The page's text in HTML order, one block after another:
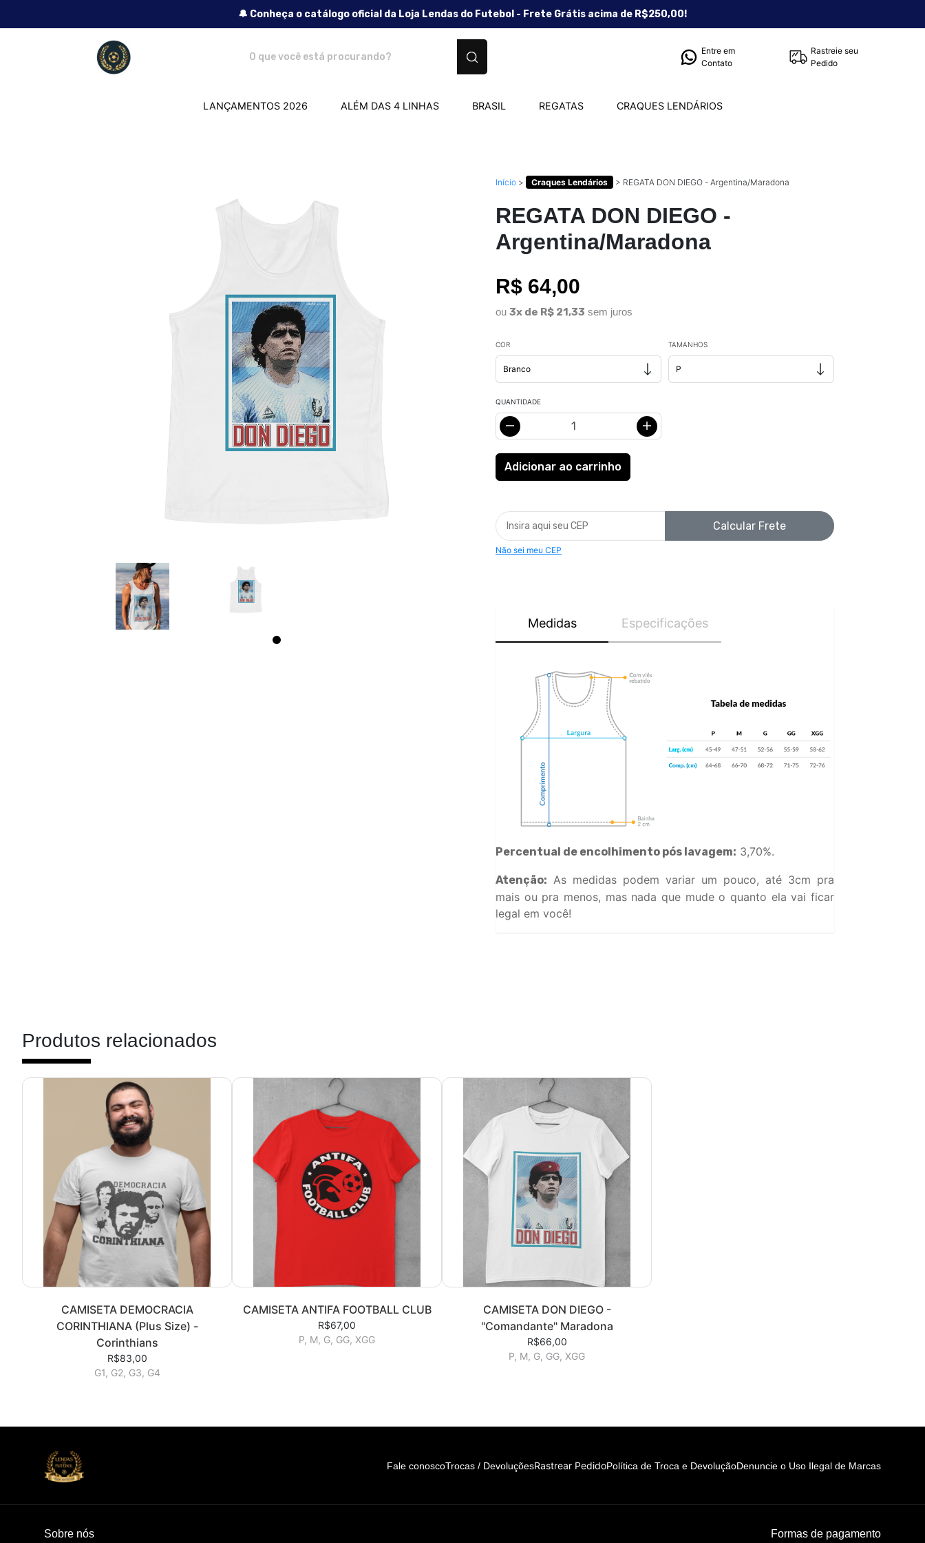
🔔 Conheça o catálogo oficial da Loja Lendas do Futebol - Frete Grátis acima de R$250,00!
Entre em
Contato
Rastreie seu
Pedido
LANÇAMENTOS 2026 ALÉM DAS 4 LINHAS BRASIL REGATAS CRAQUES LENDÁRIOS
Início > Craques Lendários > REGATA DON DIEGO - Argentina/Maradona
REGATA DON DIEGO -
Argentina/Maradona
R$ 64,00
ou 3x de R$ 21,33 sem juros
COR TAMANHOS
QUANTIDADE
Calcular Frete
Não sei meu CEP
Medidas Especificações
Percentual de encolhimento pós lavagem: 3,70%.
Atenção: As medidas podem variar um pouco, até 3cm pra
mais ou pra menos, mas nada que mude o quanto ela vai ficar
legal em você!
Produtos relacionados
CAMISETA DEMOCRACIA
CORINTHIANA (Plus Size) -
Corinthians
R$83,00
G1, G2, G3, G4
CAMISETA ANTIFA FOOTBALL CLUB
R$67,00
P, M, G, GG, XGG
CAMISETA DON DIEGO -
"Comandante" Maradona
R$66,00
P, M, G, GG, XGG
Fale conoscoTrocas / DevoluçõesRastrear PedidoPolítica de Troca e DevoluçãoDenuncie o Uso Ilegal de Marcas
Sobre nós Formas de pagamento